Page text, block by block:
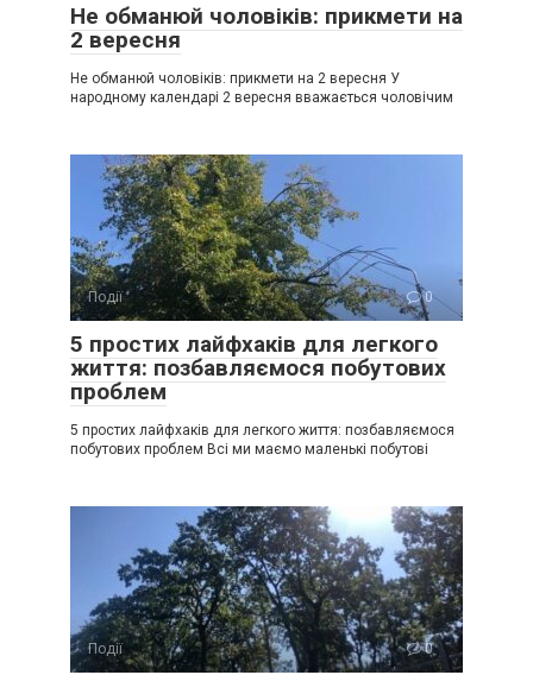
Не обманюй чоловіків: прикмети на
2 вересня
Не обманюй чоловіків: прикмети на 2 вересня У
народному календарі 2 вересня вважається чоловічим
Події 0
5 простих лайфхаків для легкого
життя: позбавляємося побутових
проблем
5 простих лайфхаків для легкого життя: позбавляємося
побутових проблем Всі ми маємо маленькі побутові
Події 0